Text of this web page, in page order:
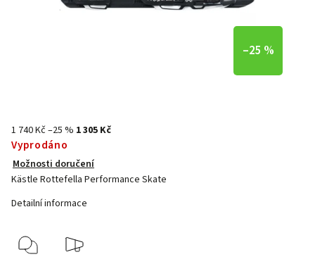
–25 %
1 740 Kč–25 % 1 305 Kč
Vyprodáno
Možnosti doručení
Kästle Rottefella Performance Skate
Detailní informace